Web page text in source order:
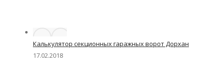
Калькулятор секционных гаражных ворот Дорхан
17.02.2018